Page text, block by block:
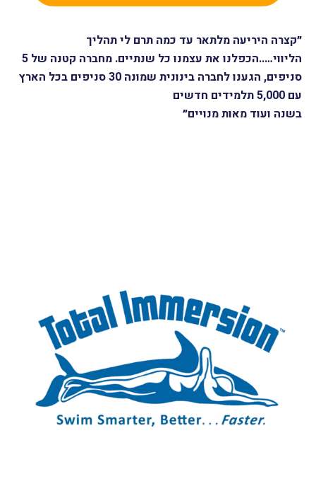
״קצרה היריעה מלתאר עד כמה תרם ליתהליך
הליווי…..
הכפלנו את עצמנו כל שנתיים. מחברה קטנה של 5
סניפים, הגענו לחברה בינונית שמונה 30 סניפים
בכל הארץ
עם 5,000 תלמידים חדשים
בשנה ועוד מאות מנויים״